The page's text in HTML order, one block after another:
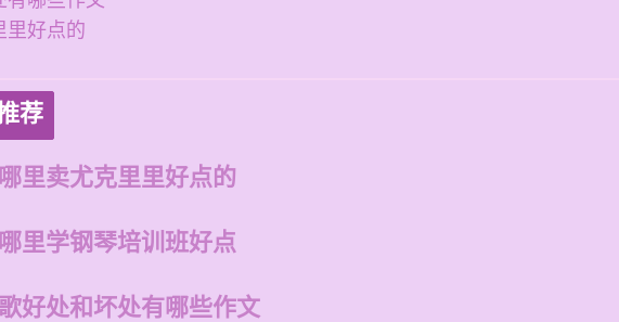
里好点的
荐
里卖尤克里里好点的
里学钢琴培训班好点
好处和坏处有哪些作文